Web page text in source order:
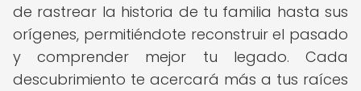
de rastrear la historia de tu familia hasta sus
orígenes, permitiéndote reconstruir el pasado
y comprender mejor tu legado. Cada
descubrimiento te acercará más a tus raíces